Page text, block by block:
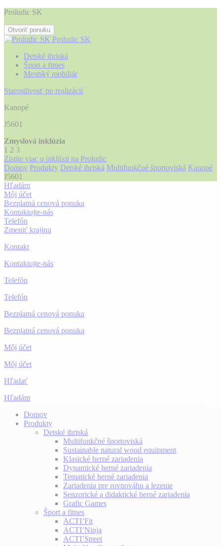
Proludic SK
Otvoriť ponuku
Proludic SK
Detské ihriská
Šport a fitnes
Mestský mobiliár
Starostlivosť po realizácií
Kanopé
J5601
Zmyslová inklúzia
1 2 3
Zistite viac o inklúzii na Proludic
Domov Produkty Detské ihriská Multifunkčné športoviská Kanopé
J5601
Hľadám
Môj účet
Bezplatná cenová ponuka
Kontaktujte-nás
Telefón
Zmeniť krajinu
Kontakt
Kontaktujte-nás
Telefón
Telefón
Bezplatná cenová ponuka
Bezplatná cenová ponuka
Môj účet
Môj účet
Hľadať
Hľadám
Domov
Produkty
Detské ihriská
Multifunkčné športoviská
Sustainable natural wood equipment
Klasické herné zariadenia
Dynamické herné zariadenia
Tematické herné zariadenia
Zariadenia pre rovnováhu a lezenie
Senzorické a didaktické herné zariadenia
Grafic Games
Šport a fitnes
ACTI’Fit
ACTI’Ninja
ACTI’Street